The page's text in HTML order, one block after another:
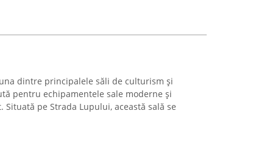
dintre principalele săli de culturism și
pentru echipamentele sale moderne și
pe Strada Lupului, această sală se